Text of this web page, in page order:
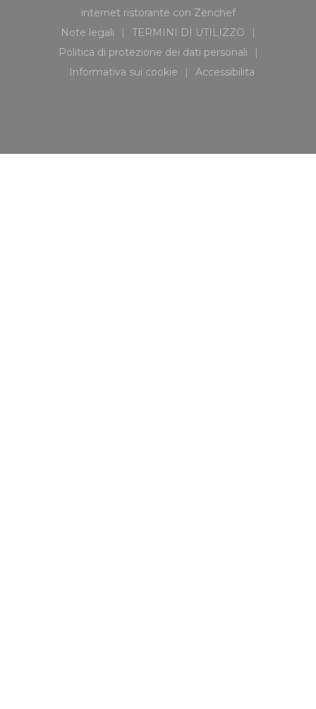
internet ristorante con Zenchef((apre una
Note legali
((apre una nuova finestra))
TERMINI DI UTILIZZO
((apre una nuova
Politica di protezione dei dati personali
((apre una nuova finestra))
Informativa sui cookie
((apre una nuova finestra))
Accessibilita